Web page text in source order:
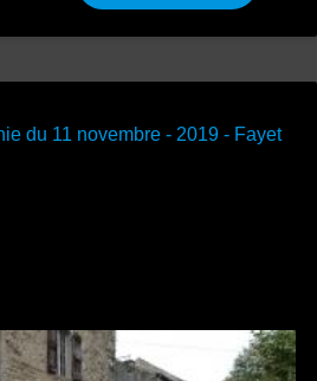
du 11 novembre - 2019 - Fayet